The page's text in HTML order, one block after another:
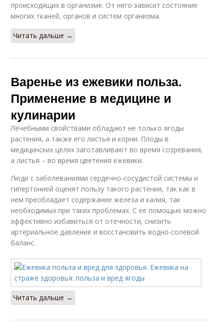
происходящих в организме. От него зависит состояние
многих тканей, органов и систем организма.
Читать дальше →
Варенье из ежевики польза.
Применение в медицине и
кулинарии
Лечебными свойствами обладают не только ягоды
растения, а также его листья и корни. Плоды в
медицинских целях заготавливают во время созревания,
а листья – во время цветения ежевики.
Люди с заболеваниями сердечно-сосудистой системы и
гипертонией оценят пользу такого растения, так как в
нем преобладает содержание железа и калия, так
необходимых при таких проблемах. С ее помощью можно
эффективно избавиться от отечности, снизить
артериальное давление и восстановить водно-солевой
баланс.
Читать дальше →